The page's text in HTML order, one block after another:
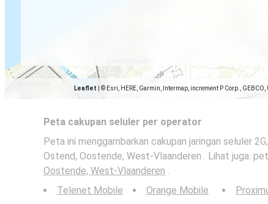
Leaflet © Esri, HERE, Garmin, Intermap, increment P Corp.,
Peta cakupan seluler per operator
Peta ini menggambarkan cakupan jaringan seluler
Ostend, Oostende, West-Vlaanderen . Lihat juga:
Oostende, West-Vlaanderen .
Telenet Mobile
Orange Mobile